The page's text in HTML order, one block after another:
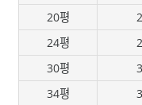
20평
24평
30평
34평